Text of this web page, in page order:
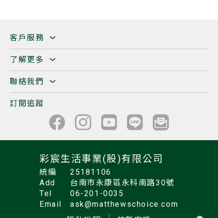
客戶服務
了解更多
聯絡我們
訂閱追蹤
彩宸生活事業(股)有限公司
統編
25181106
Add
台南市永康區永科南路30號
Tel
06-201-0035
Email
ask@matthewschoice.com